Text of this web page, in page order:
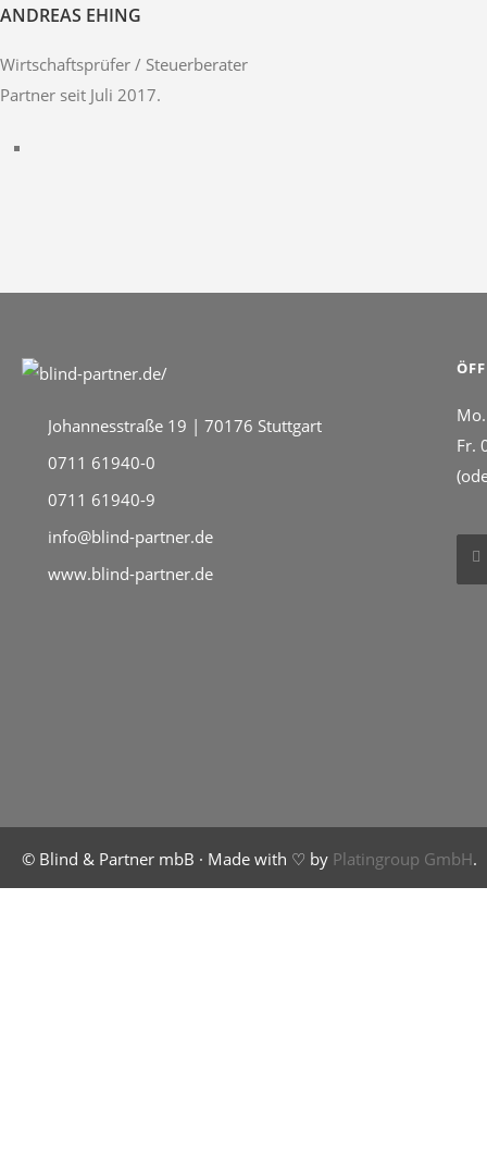
ANDREAS EHING
Wirtschaftsprüfer / Steuerberater
Partner seit Juli 2017.
Johannesstraße 19 | 70176 Stuttgart
0711 61940-0
0711 61940-9
info@blind-partner.de
www.blind-partner.de
Fr.
© Blind & Partner mbB · Made with ♡ by Platingroup GmbH.